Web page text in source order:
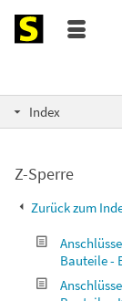
Index
Z-Sperre
Zurück zum
Bauteile -